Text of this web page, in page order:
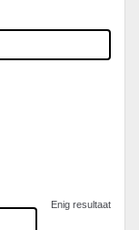
Enig resultaat